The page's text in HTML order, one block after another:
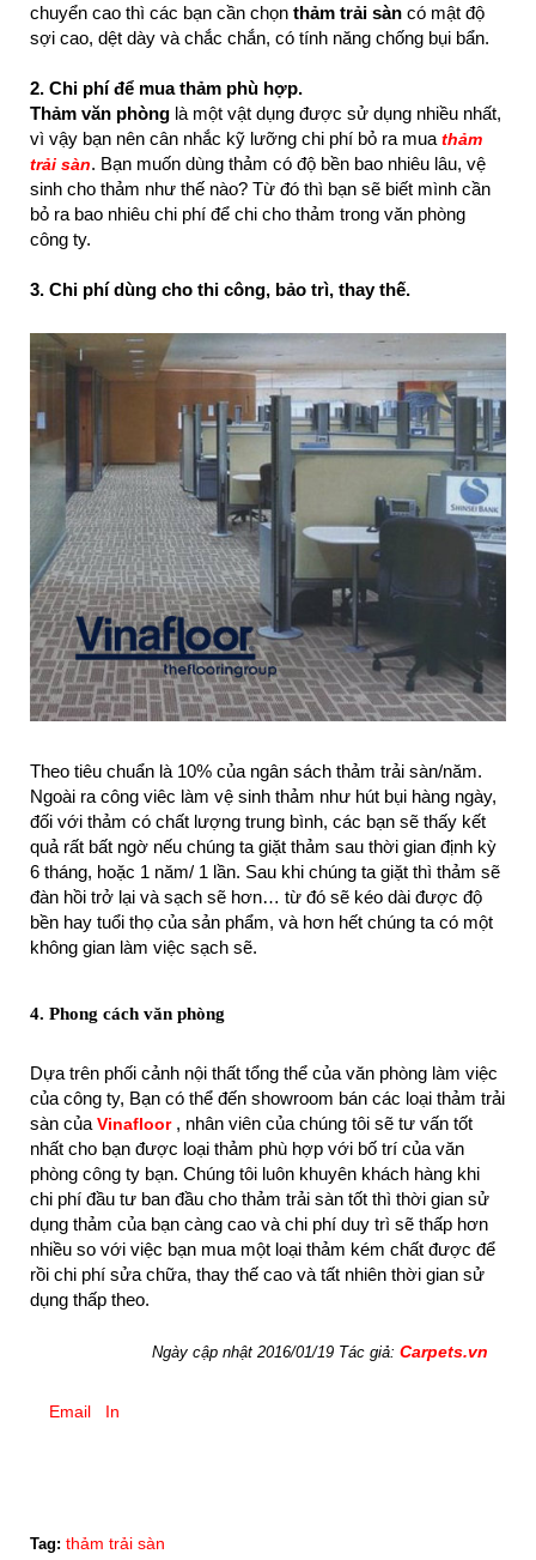
chuyển cao thì các bạn cần chọn thảm trải sàn có mật độ
sợi cao, dệt dày và chắc chắn, có tính năng chống bụi bẩn.
2. Chi phí để mua thảm phù hợp.
Thảm văn phòng là một vật dụng được sử dụng nhiều nhất,
vì vậy bạn nên cân nhắc kỹ lưỡng chi phí bỏ ra mua thảm
trải sàn. Bạn muốn dùng thảm có độ bền bao nhiêu lâu, vệ
sinh cho thảm như thế nào? Từ đó thì bạn sẽ biết mình cần
bỏ ra bao nhiêu chi phí để chi cho thảm trong văn phòng
công ty.
3. Chi phí dùng cho thi công, bảo trì, thay thế.
Theo tiêu chuẩn là 10% của ngân sách thảm trải sàn/năm.
Ngoài ra công viêc làm vệ sinh thảm như hút bụi hàng ngày,
đối với thảm có chất lượng trung bình, các bạn sẽ thấy kết
quả rất bất ngờ nếu chúng ta giặt thảm sau thời gian định kỳ
6 tháng, hoặc 1 năm/ 1 lần. Sau khi chúng ta giặt thì thảm sẽ
đàn hồi trở lại và sạch sẽ hơn… từ đó sẽ kéo dài được độ
bền hay tuổi thọ của sản phẩm, và hơn hết chúng ta có một
không gian làm việc sạch sẽ.
4. Phong cách văn phòng
Dựa trên phối cảnh nội thất tổng thể của văn phòng làm việc
của công ty, Bạn có thể đến showroom bán các loại thảm trải
sàn của Vinafloor, nhân viên của chúng tôi sẽ tư vấn tốt
nhất cho bạn được loại thảm phù hợp với bố trí của văn
phòng công ty bạn. Chúng tôi luôn khuyên khách hàng khi
chi phí đầu tư ban đầu cho thảm trải sàn tốt thì thời gian sử
dụng thảm của bạn càng cao và chi phí duy trì sẽ thấp hơn
nhiều so với việc bạn mua một loại thảm kém chất được để
rồi chi phí sửa chữa, thay thế cao và tất nhiên thời gian sử
dụng thấp theo.
Ngày cập nhật 2016/01/19 Tác giả: Carpets.vn
Email In
Tag: thảm trải sàn